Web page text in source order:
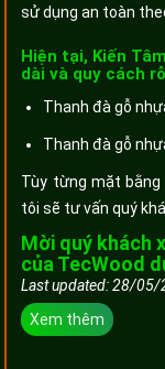
sử dụng an toàn
Hiện tại, Kiến
dài và quy cách
Thanh đà gỗ
Thanh đà gỗ
Tùy từng mặt bằng
tôi sẽ tư vấn quý
Mời quý khách
của TecWood
Last updated: 28/05/
Xem thêm